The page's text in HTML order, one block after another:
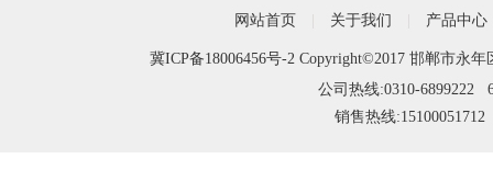
网站首页 关于我们 产品中心
冀ICP备18006456号-2 Copyright©2017 邯郸市永年
公司热线:0310-6899222
销售热线